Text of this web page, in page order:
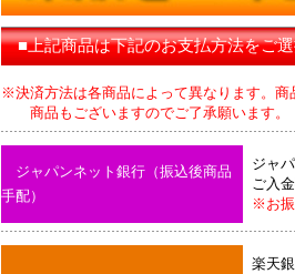
■上記商品は下記のお支払方法をご
※決済方法は各商品によって異なります。
商品もございますのでご了承願います。
ジャパンネット銀行（振込後商品
手配）
ジャ
ご入
※お振
楽天